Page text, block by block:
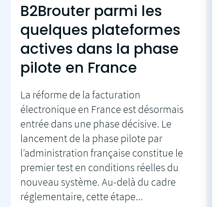
B2Brouter parmi les
quelques plateformes
actives dans la phase
pilote en France
La réforme de la facturation
électronique en France est désormais
entrée dans une phase décisive. Le
lancement de la phase pilote par
l’administration française constitue le
premier test en conditions réelles du
nouveau système. Au-delà du cadre
réglementaire, cette étape...